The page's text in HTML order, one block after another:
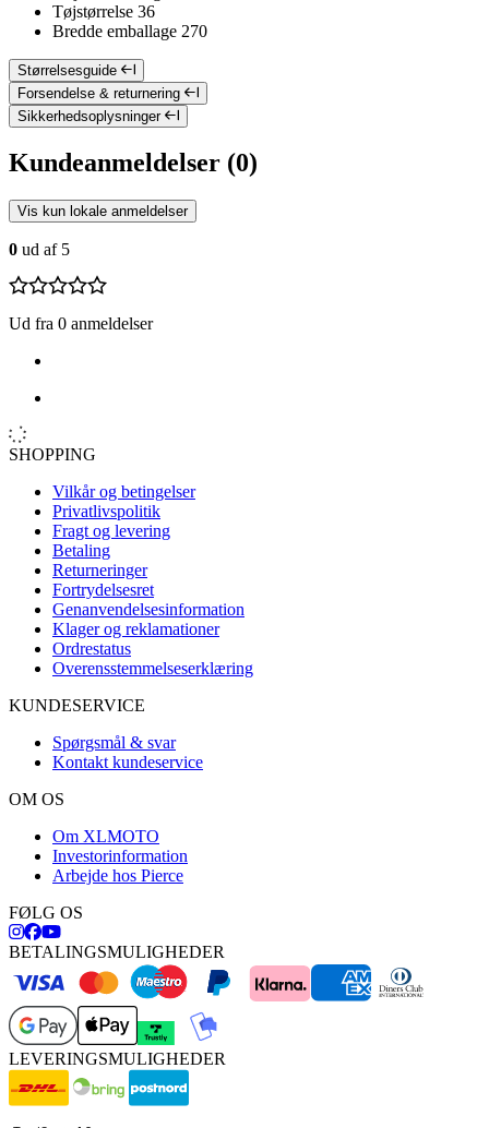
Tøjstørrelse 36
Bredde emballage 270
Størrelsesguide
Forsendelse & returnering
Sikkerhedsoplysninger
Kundeanmeldelser (0)
Vis kun lokale anmeldelser
0 ud af 5
Ud fra 0 anmeldelser
SHOPPING
Vilkår og betingelser
Privatlivspolitik
Fragt og levering
Betaling
Returneringer
Fortrydelsesret
Genanvendelsesinformation
Klager og reklamationer
Ordrestatus
Overensstemmelseserklæring
KUNDESERVICE
Spørgsmål & svar
Kontakt kundeservice
OM OS
Om XLMOTO
Investorinformation
Arbejde hos Pierce
FØLG OS
BETALINGSMULIGHEDER
LEVERINGSMULIGHEDER